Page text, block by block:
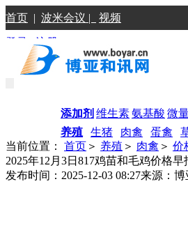
首页 | 波米会议 | 视频
登录 |注册
添加剂 维生素氨基酸 微
养殖
生猪 肉禽 蛋禽
当前位置： 首页 ＞ 养殖 ＞ 肉禽 ＞ 价
2025年12月3日817鸡苗和毛鸡价格早
发布时间：2025-12-03 08:27来源：博